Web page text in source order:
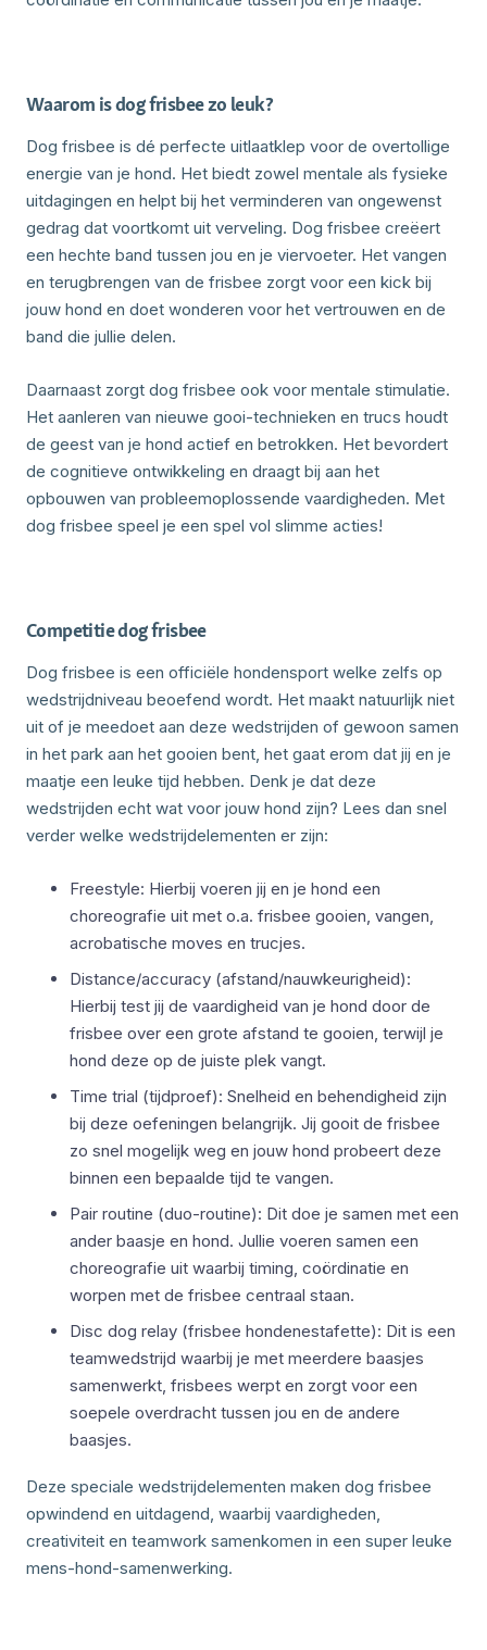
Waarom is dog frisbee zo leuk?
Dog frisbee is dé perfecte uitlaatklep voor de overtollige
energie van je hond. Het biedt zowel mentale als fysieke
uitdagingen en helpt bij het verminderen van ongewenst
gedrag dat voortkomt uit verveling. Dog frisbee creëert
een hechte band tussen jou en je viervoeter. Het vangen
en terugbrengen van de frisbee zorgt voor een kick bij
jouw hond en doet wonderen voor het vertrouwen en de
band die jullie delen.
Daarnaast zorgt dog frisbee ook voor mentale stimulatie.
Het aanleren van nieuwe gooi-technieken en trucs houdt
de geest van je hond actief en betrokken. Het bevordert
de cognitieve ontwikkeling en draagt bij aan het
opbouwen van probleemoplossende vaardigheden. Met
dog frisbee speel je een spel vol slimme acties!
Competitie dog frisbee
Dog frisbee is een officiële hondensport welke zelfs op
wedstrijdniveau beoefend wordt. Het maakt natuurlijk niet
uit of je meedoet aan deze wedstrijden of gewoon samen
in het park aan het gooien bent, het gaat erom dat jij en je
maatje een leuke tijd hebben. Denk je dat deze
wedstrijden echt wat voor jouw hond zijn? Lees dan snel
verder welke wedstrijdelementen er zijn:
Freestyle: Hierbij voeren jij en je hond een
choreografie uit met o.a. frisbee gooien, vangen,
acrobatische moves en trucjes.
Distance/accuracy (afstand/nauwkeurigheid):
Hierbij test jij de vaardigheid van je hond door de
frisbee over een grote afstand te gooien, terwijl je
hond deze op de juiste plek vangt.
Time trial (tijdproef): Snelheid en behendigheid zijn
bij deze oefeningen belangrijk. Jij gooit de frisbee
zo snel mogelijk weg en jouw hond probeert deze
binnen een bepaalde tijd te vangen.
Pair routine (duo-routine): Dit doe je samen met een
ander baasje en hond. Jullie voeren samen een
choreografie uit waarbij timing, coördinatie en
worpen met de frisbee centraal staan.
Disc dog relay (frisbee hondenestafette): Dit is een
teamwedstrijd waarbij je met meerdere baasjes
samenwerkt, frisbees werpt en zorgt voor een
soepele overdracht tussen jou en de andere
baasjes.
Deze speciale wedstrijdelementen maken dog frisbee
opwindend en uitdagend, waarbij vaardigheden,
creativiteit en teamwork samenkomen in een super leuke
mens-hond-samenwerking.